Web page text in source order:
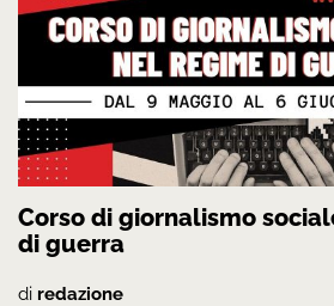
Corso di giornalismo
di guerra
di redazione